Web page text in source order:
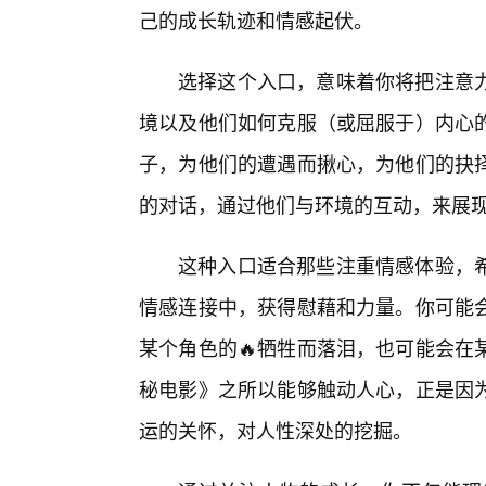
己的成长轨迹和情感起伏。
选择这个入口，意味着你将把注
境以及他们如何克服（或屈服于）内
子，为他们的遭遇而揪心，为他们的
的对话，通过他们与环境的互动，来展
这种入口适合那些注重情感体验，
情感连接中，获得慰藉和力量。你可
某个角色的🔥牺牲而落泪，也可能会
秘电影》之所以能够触动人心，正是
运的关怀，对人性深处的挖掘。